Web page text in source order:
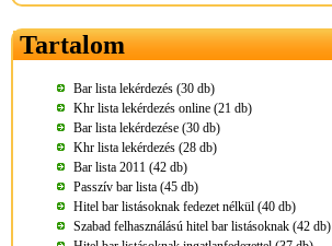
Tartalom
Bar lista lekérdezés (30 db)
Khr lista lekérdezés online (21 db)
Bar lista lekérdezése (30 db)
Khr lista lekérdezés (28 db)
Bar lista 2011 (42 db)
Passzív bar lista (45 db)
Hitel bar listásoknak fedezet nélkül (40 db)
Szabad felhasználású hitel bar listásoknak (42 db)